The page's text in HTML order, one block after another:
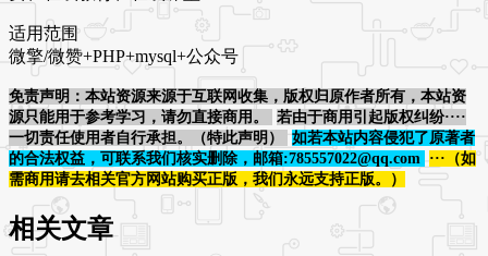
适用范围
微擎/微赞+PHP+mysql+公众号
免责声明：本站资源来源于互联网收集，版权归原作者所有，本站资
源只能用于参考学习，请勿直接商用。
若由于商用引起版权纠纷····
一切责任使用者自行承担。（特此声明）
如若本站内容侵犯了原著者
的合法权益，可联系我们核实删除，邮箱:785557022@qq.com
···（如
需商用请去相关官方网站购买正版，我们永远支持正版。）
相关文章